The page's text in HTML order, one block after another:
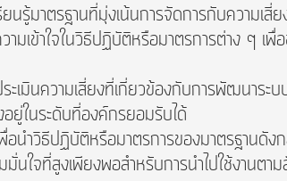
ยนรู้มาตรฐานที่มุ่งเน้นการจัดการกับความเ
ามเข้าใจในวิธีปฏิบัติหรือมาตรการต่าง ๆ เ
ะเมินความเสี่ยงที่เกี่ยวข้องกับการพัฒนาร
อยู่ในระดับที่องค์กรยอมรับได้
นำวิธีปฏิบัติหรือมาตรการของมาตรฐานดัง
มั่นใจที่สูงเพียงพอสำหรับการนำไปใช้งานต